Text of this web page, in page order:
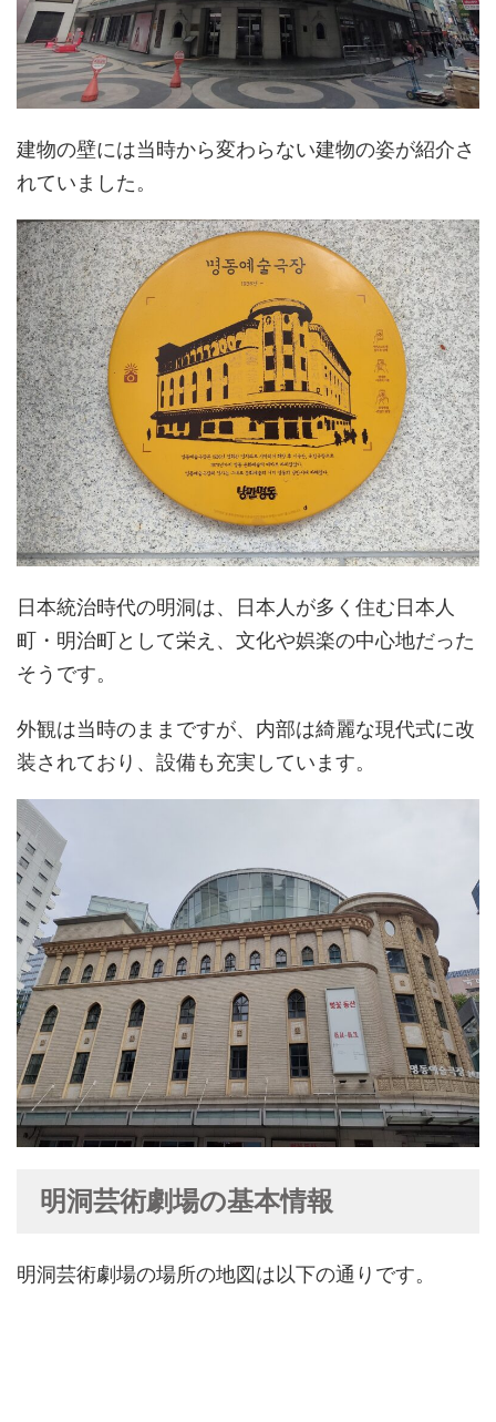
建物の壁には当時から変わらない建物の姿が紹介さ
れていました。
日本統治時代の明洞は、日本人が多く住む日本人
町・明治町として栄え、文化や娯楽の中心地だった
そうです。
外観は当時のままですが、内部は綺麗な現代式に改
装されており、設備も充実しています。
明洞芸術劇場の基本情報
明洞芸術劇場の場所の地図は以下の通りです。